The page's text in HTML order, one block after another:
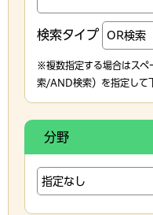
検索タイプ
※複数指定する場合はスペ
索/AND検索）を指定して
分野